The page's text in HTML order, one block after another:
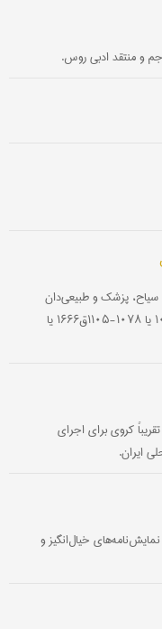
و منتقد ادبی روس.
سیاح، پزشک و طبیعی‌دان
آلمانی که در دورۀ شاه سلیمان صفوی (سل‍ ۱۰۷۷ یا ۱۰۷۸-۱۱۰۵ق۱۶۶۶ یا
کروی برای اجرای
ایران.
ش)، نویسندۀ نمایش‌نامه‌های خیال‌انگیز و